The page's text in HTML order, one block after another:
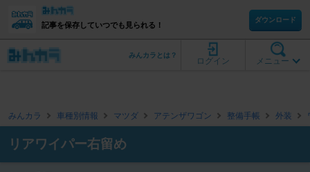
記事を保存していつでも見られる！
ダウンロード
メニュー
ログイン
みんカラとは？
みんカラ 車種別情報 マツダ アテンザワゴン 整備手帳 外装
リアワイパー右留め